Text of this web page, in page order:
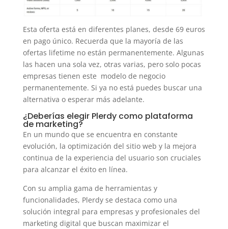
Esta oferta está en diferentes planes, desde 69 euros
en pago único. Recuerda que la mayoría de las
ofertas lifetime no están permanentemente. Algunas
las hacen una sola vez, otras varias, pero solo pocas
empresas tienen este modelo de negocio
permanentemente. Si ya no está puedes buscar una
alternativa o esperar más adelante.
¿Deberías elegir Plerdy como plataforma
de marketing?
En un mundo que se encuentra en constante
evolución, la optimización del sitio web y la mejora
continua de la experiencia del usuario son cruciales
para alcanzar el éxito en línea.
Con su amplia gama de herramientas y
funcionalidades, Plerdy se destaca como una
solución integral para empresas y profesionales del
marketing digital que buscan maximizar el